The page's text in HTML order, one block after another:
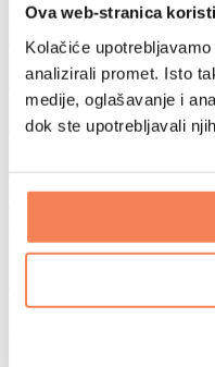
Ova web-stranica
Kolačiće
analizirali promet. Isto
medije, oglašavanje i
dok ste upotrebljavali
Oprema prema aktivnosti
Trčanje
Borilački sportovi
Biciklizam
Joga i pilates
Terapija hladnom vodom
Planinarenje
Filteri i vrčevi za vodu
Deterdženti za rublje